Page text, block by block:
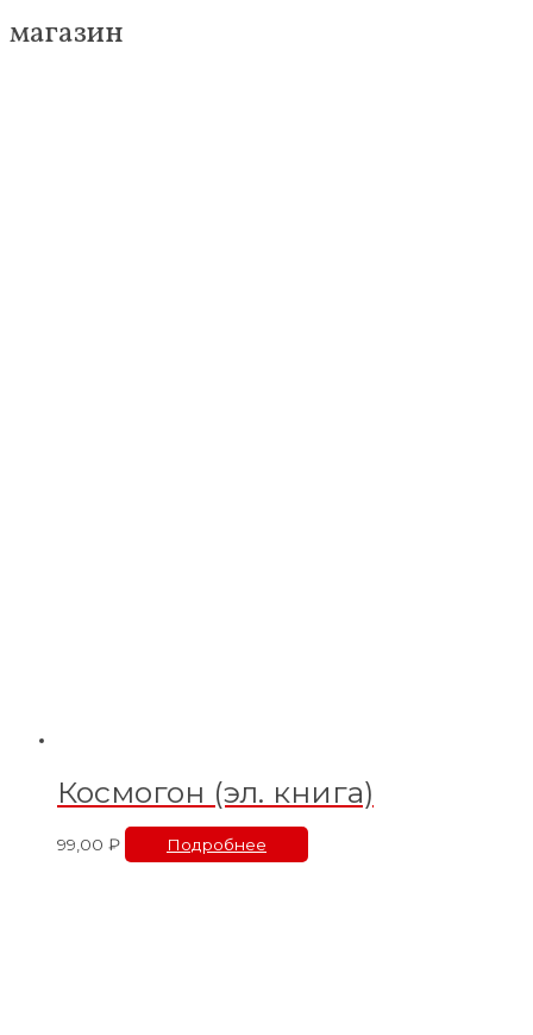
магазин
Космогон (эл. книга)
99,00 ₽ Подробнее